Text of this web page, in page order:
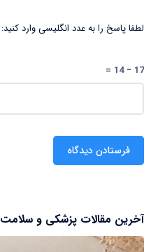
لطفا پاسخ را به عدد انگلیسی وارد کنید:
17 − 14 =
آخرین مقالات پزشکی و سلامت